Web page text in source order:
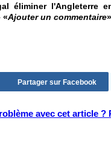
éliminer
«Ajouter un commentaire
Partager sur Facebook
avec cet article